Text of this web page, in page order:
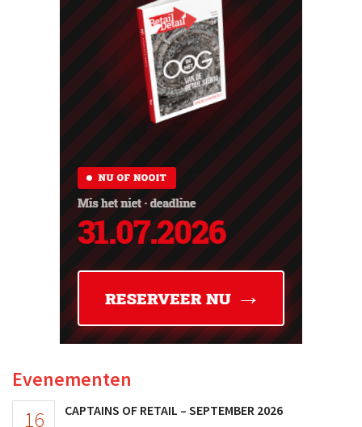
Evenementen
16 CAPTAINS OF RETAIL – SEPTEMBER 2026